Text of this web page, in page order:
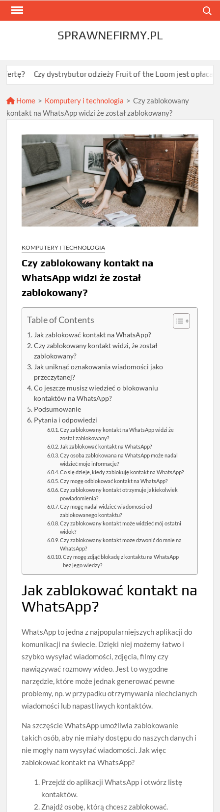
Skip
SPRAWNEFIRMY.PL
dystrybutor odzieży Fruit of the Loom jest opłacalny dla JDG
Home > Komputery i technologia > Czy zablokowany
kontakt na WhatsApp widzi że został zablokowany?
KOMPUTERY I TECHNOLOGIA
Czy zablokowany kontakt na
WhatsApp widzi że został
zablokowany?
Table of Contents
Jak zablokować kontakt na WhatsApp?
Czy zablokowany kontakt widzi, że został
zablokowany?
Jak uniknąć oznakowania wiadomości jako
przeczytanej?
Co jeszcze musisz wiedzieć o blokowaniu
kontaktów na WhatsApp?
Podsumowanie
Pytania i odpowiedzi
Czy zablokowany kontakt na WhatsApp widzi że
został zablokowany?
Jak zablokować kontakt na WhatsApp?
Czy osoba zablokowana na WhatsApp może nadal
widzieć moje informacje?
Co się dzieje, kiedy zablokuję kontakt na WhatsApp?
Czy mogę odblokować kontakt na WhatsApp?
Czy zablokowany kontakt otrzymuje jakiekolwiek
powiadomienia?
Czy mogę nadal widzieć wiadomości od
zablokowanego kontaktu?
Czy zablokowany kontakt może widzieć mój ostatni
widok?
Czy zablokowany kontakt może dzwonić do mnie na
WhatsApp?
Czy mogę zdjąć blokadę z kontaktu na WhatsApp
bez jego wiedzy?
Jak zablokować kontakt na
WhatsApp?
WhatsApp to jedna z najpopularniejszych aplikacji do
komunikacji na świecie. Dzięki niej możemy łatwo i
szybko wysyłać wiadomości, zdjęcia, filmy czy
nawiązywać rozmowy wideo. Jest to wygodne
narzędzie, które może jednak generować pewne
problemy, np. w przypadku otrzymywania niechcianych
wiadomości lub napastliwych kontaktów.
Na szczęście WhatsApp umożliwia zablokowanie
takich osób, aby nie miały dostępu do naszych danych i
nie mogły nam wysyłać wiadomości. Jak więc
zablokować kontakt na WhatsApp?
Przejdź do aplikacji WhatsApp i otwórz listę
kontaktów.
Znajdź osobę, którą chcesz zablokować.